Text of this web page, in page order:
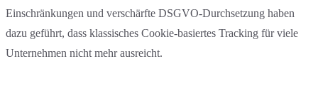
Einschränkungen und verschärfte DSGVO-Durchsetzung haben
dazu geführt, dass klassisches Cookie-basiertes Tracking für viele
Unternehmen nicht mehr ausreicht.